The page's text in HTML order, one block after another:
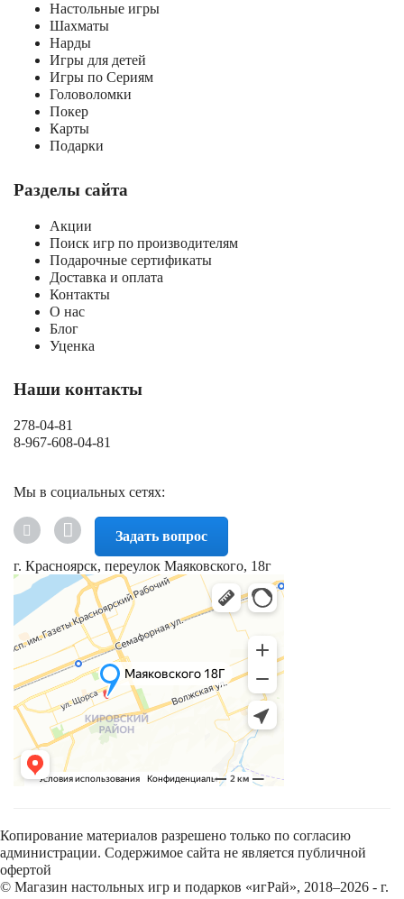
Настольные игры
Шахматы
Нарды
Игры для детей
Игры по Сериям
Головоломки
Покер
Карты
Подарки
Разделы сайта
Акции
Поиск игр по производителям
Подарочные сертификаты
Доставка и оплата
Контакты
О нас
Блог
Уценка
Наши контакты
278-04-81
8-967-608-04-81
Мы в социальных сетях:
Задать вопрос
г. Красноярск, переулок Маяковского, 18г
Копирование материалов разрешено только по согласию
администрации. Содержимое сайта не является публичной
офертой
© Магазин настольных игр и подарков «игРай», 2018–2026 - г.